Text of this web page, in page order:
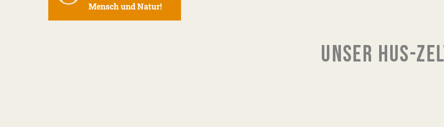
UNSER HUS-
Mensch und Natur!